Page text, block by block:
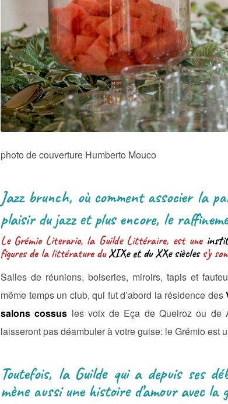
photo de couverture Humberto Mouco
Jazz brunch, où comment associer la
plaisir du jazz et plus encore, le
Le Grémio Literario, la Guilde Littéraire, est une
figures de la littérature duXIXe et du XXe siècless’y
Salles de réunions, boiseries, miroirs, tapis et
même temps un club, qui fut d’abord la résidence des
salons cossus les voix de Eça de Queiroz ou de
laisseront pas déambuler à votre guise: le Grémio est
Toutefois, la Guilde qui a depuis ses
mène aussi une histoire d’amour avec la